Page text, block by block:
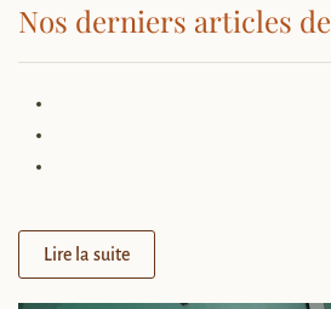
Nos derniers articles
Lire la suite